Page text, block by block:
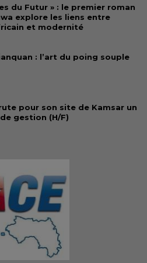
du Futur » : le premier roman
explore les liens entre
et modernité
: l’art du poing souple
pour son site de Kamsar un
gestion (H/F)